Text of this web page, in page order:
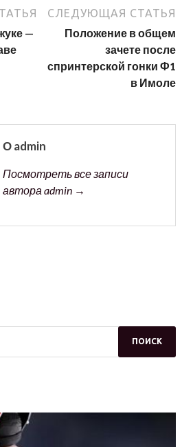
—
СЛЕДУЮЩАЯ СТАТЬЯ
Положение в общем
зачете после
спринтерской гонки Ф1
в Имоле
О admin
Посмотреть все записи
автора admin →